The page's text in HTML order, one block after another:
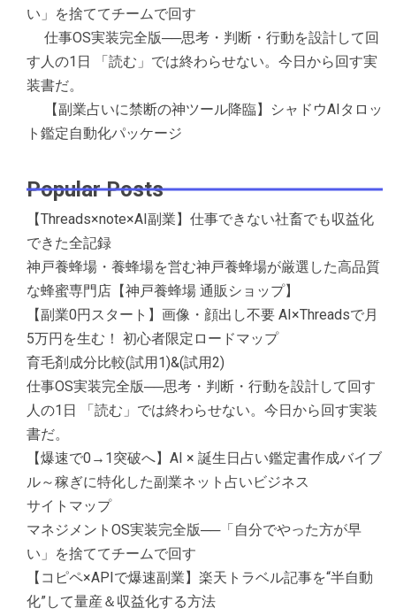
い」を捨ててチームで回す
仕事OS実装完全版──思考・判断・行動を設計して回
す人の1日 「読む」では終わらせない。今日から回す実
装書だ。
【副業占いに禁断の神ツール降臨】シャドウAIタロッ
ト鑑定自動化パッケージ
Popular Posts
【Threads×note×AI副業】仕事できない社畜でも収益化
できた全記録
神戸養蜂場・養蜂場を営む神戸養蜂場が厳選した高品質
な蜂蜜専門店【神戸養蜂場 通販ショップ】
【副業0円スタート】画像・顔出し不要 AI×Threadsで月
5万円を生む！ 初心者限定ロードマップ
育毛剤成分比較(試用1)&(試用2)
仕事OS実装完全版──思考・判断・行動を設計して回す
人の1日 「読む」では終わらせない。今日から回す実装
書だ。
【爆速で0→1突破へ】AI × 誕生日占い鑑定書作成バイブ
ル～稼ぎに特化した副業ネット占いビジネス
サイトマップ
マネジメントOS実装完全版──「自分でやった方が早
い」を捨ててチームで回す
【コピペ×APIで爆速副業】楽天トラベル記事を“半自動
化”して量産＆収益化する方法